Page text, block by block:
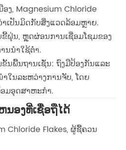
ງ, Magnesium Chloride
ເປັນມິດກັບສິ່ງແວດລ້ອມຫຼາຍ.
ຝຸ່ນ, ຫຼຸດຜ່ອນການເຊື່ອມໂຊມຂອງ
ນນໍາໃຊ້ຕ່ໍາ.
ນພື້ນຖານເຊັ່ນ: ຖົງມືປ້ອງກັນແລະ
ໃນລະຫວ່າງການຈັບ, ໂດຍ
ມອຸດສາຫະກໍາ.
ອງທີ່ເຊື່ອຖືໄດ້
Chloride Flakes, ຜູ້ຊື້ຄວນ